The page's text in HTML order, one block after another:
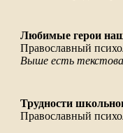
Любимые герои
Православный
Выше есть
Трудности
Православный